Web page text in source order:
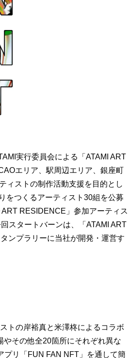
実行委員会による「ATAMI ART
エリア、駅周辺エリア、銀座町
ィストの制作活動支援を目的とし
をつくるアーティスト30組を公募
RESIDENCE」参加アーティス
スタートバーンは、「ATAMI ART
ンプラリーに当社が開発・運営す
トの岸裕真と米澤柊によるコラボ
やその他全20箇所にそれぞれ異な
プリ「FUN FAN NFT」を通して簡